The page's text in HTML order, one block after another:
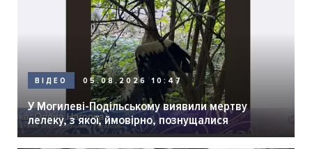
ВІДЕО 05.08.2026 10:47
У Могилеві-Подільському виявили мертву
лелеку, з якої, ймовірно, познущалися